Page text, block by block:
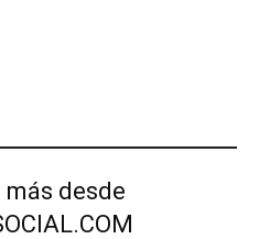
más desde